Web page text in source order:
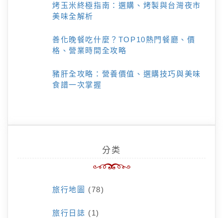
烤玉米終極指南：選購、烤製與台灣夜市
美味全解析
善化晚餐吃什麼？TOP10熱門餐廳、價
格、營業時間全攻略
豬肝全攻略：營養價值、選購技巧與美味
食譜一次掌握
分类
旅行地圖 (78)
旅行日誌 (1)